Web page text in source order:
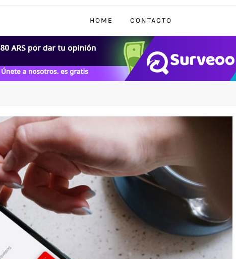
HOME CONTACTO